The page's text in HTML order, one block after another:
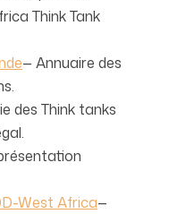
Think Tank
— Annuaire des
des Think tanks
West Africa—